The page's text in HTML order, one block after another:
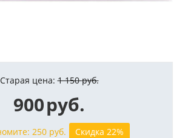
Старая цена: 1 150 руб.
900руб.
250 руб. Скидка 22%